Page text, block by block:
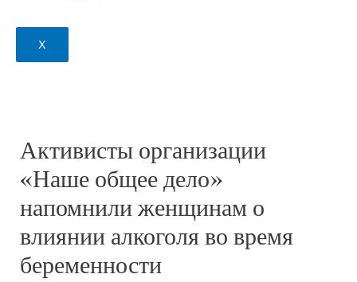
X
Активисты организации
«Наше общее дело»
напомнили женщинам о
влиянии алкоголя во время
беременности